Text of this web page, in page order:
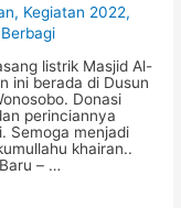
, Kegiatan 2022,
listrik Masjid Al-
ini berada di Dusun
Donasi
perinciannya
Semoga menjadi
khairan..
– …